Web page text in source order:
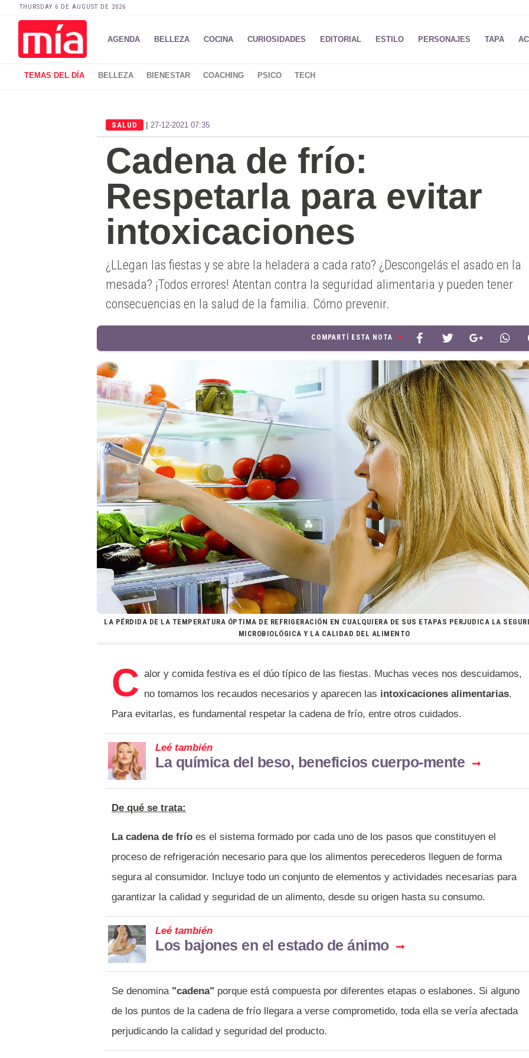
THURSDAY 6 DE AUGUST DE 2026
AGENDA BELLEZA COCINA CURIOSIDADES EDITORIAL ESTILO PERSONAJES TAPA
TEMAS DEL DÍA BELLEZA BIENESTAR COACHING PSICO TECH
SALUD | 27-12-2021 07:35
Cadena de frío:
Respetarla para evitar
intoxicaciones
¿LLegan las fiestas y se abre la heladera a cada rato? ¿Descongelás el asado en la
mesada? ¡Todos errores! Atentan contra la seguridad alimentaria y pueden tener
consecuencias en la salud de la familia. Cómo prevenir.
COMPARTÍ ESTA NOTA
LA PÉRDIDA DE LA TEMPERATURA ÓPTIMA DE REFRIGERACIÓN EN CUALQUIERA DE SUS ETAPAS PERJUDICA LA
MICROBIOLÓGICA Y LA CALIDAD DEL ALIMENTO
C alor y comida festiva es el dúo típico de las fiestas. Muchas veces nos descuidamos,
no tomamos los recaudos necesarios y aparecen las intoxicaciones alimentarias.
Para evitarlas, es fundamental respetar la cadena de frío, entre otros cuidados.
Leé también
La química del beso, beneficios cuerpo-mente
De qué se trata:
La cadena de frío es el sistema formado por cada uno de los pasos que constituyen el
proceso de refrigeración necesario para que los alimentos perecederos lleguen de forma
segura al consumidor. Incluye todo un conjunto de elementos y actividades necesarias para
garantizar la calidad y seguridad de un alimento, desde su origen hasta su consumo.
Leé también
Los bajones en el estado de ánimo
Se denomina "cadena" porque está compuesta por diferentes etapas o eslabones. Si alguno
de los puntos de la cadena de frío llegara a verse comprometido, toda ella se vería afectada
perjudicando la calidad y seguridad del producto.